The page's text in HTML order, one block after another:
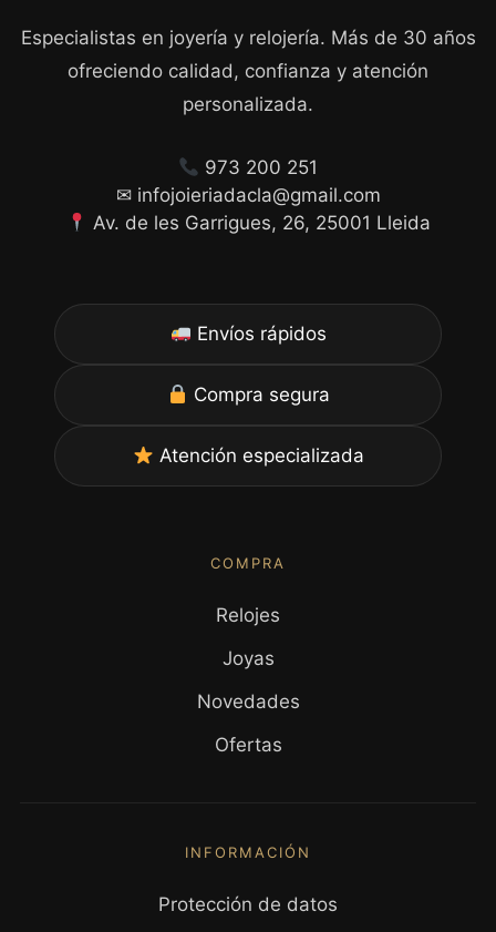
Especialistas en joyería y relojería. Más de 30 años
ofreciendo calidad, confianza y atención
personalizada.
973 200 251
✉ infojoieriadacla@gmail.com
Av. de les Garrigues, 26, 25001 Lleida
Envíos rápidos
Compra segura
Atención especializada
COMPRA
Relojes
Joyas
Novedades
Ofertas
INFORMACIÓN
Protección de datos